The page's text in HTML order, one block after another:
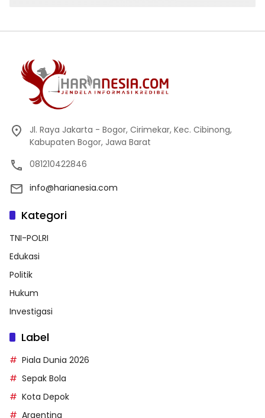
Jl. Raya Jakarta - Bogor, Cirimekar, Kec. Cibinong,
Kabupaten Bogor, Jawa Barat
081210422846
info@harianesia.com
Kategori
TNI-POLRI
Edukasi
Politik
Hukum
Investigasi
Label
Piala Dunia 2026
Sepak Bola
Kota Depok
Argentina